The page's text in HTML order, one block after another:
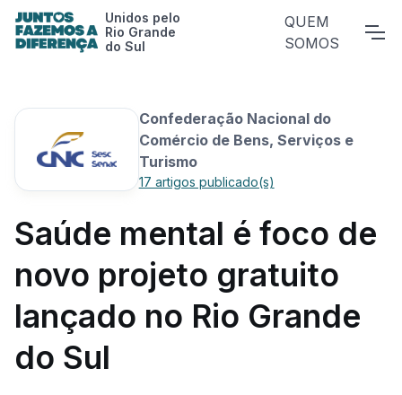
Unidos pelo
Rio Grande
do Sul
QUEM
SOMOS
Confederação Nacional do
Comércio de Bens, Serviços e
Turismo
17 artigos publicado(s)
Saúde mental é foco de
novo projeto gratuito
lançado no Rio Grande
do Sul